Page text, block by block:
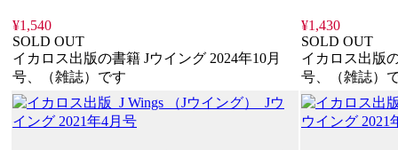
¥1,540
SOLD OUT
イカロス出版の書籍 Jウイング 2024年10月
号、（雑誌）です
¥1,430
SOLD OUT
イカロス出版
号、（雑誌）